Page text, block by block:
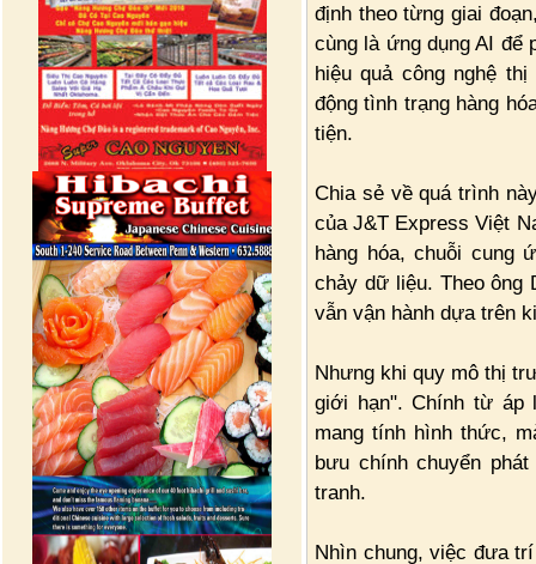
định theo từng giai
cùng là ứng dụng AI để
hiệu quả công nghệ
động tình trạng hàng
tiện.
Chia sẻ về quá trình
của J&T Express Việt
hàng hóa, chuỗi cung
chảy dữ liệu. Theo ông
vẫn vận hành dựa trên
Nhưng khi quy mô thị
giới hạn". Chính từ áp
mang tính hình thức,
bưu chính chuyển
tranh.
Nhìn chung, việc đưa